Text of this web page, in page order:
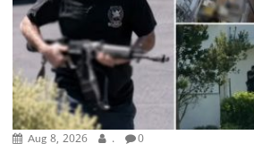
Aug 8, 2026 . 0